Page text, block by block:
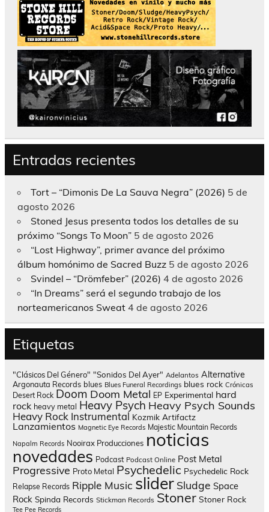
Entradas recientes
Tort – “Dimonis De La Sauva Negra” (2026) 5 de
agosto 2026
Stoned Jesus presenta todos los detalles de su
próximo “Songs To Moon” 5 de agosto 2026
“Lost Highway”, primer avance del próximo
álbum homónimo de Sacred Buzz 5 de agosto 2026
Svindel – “Drömfeber” (2026) 4 de agosto 2026
“In Dreams” será el segundo trabajo de los
norteamericanos Sweat 4 de agosto 2026
Etiquetas
"Clásicos Del Género" "Sonidos Del Ayer" Adelantos Alternative
Argonauta Records blues Blues Funeral Recordings blues rock Crónicas
Desert Rock Doom Doom Metal EP Experimental hard
rock heavy metal Heavy Psych Heavy Psych Sounds
Heavy Rock Instrumental Kozmik Artifactz
Lanzamientos Magnetic Eye Records Majestic Mountain Records
Napalm Records Nooirax Producciones noticias
novedades Podcast Podcast Online Post Metal
Progressive Proto Metal Psychedelic Psychedelic Rock
Relapse Records Ripple Music slider Sludge Space
Rock Spinda Records Stickman Records Stoner Stoner Rock
Tee Pee Records